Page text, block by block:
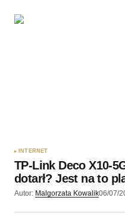
INTERNET
TP-Link Deco X10-
dotarł? Jest na to
Autor: Malgorzata Kowalik06/07/